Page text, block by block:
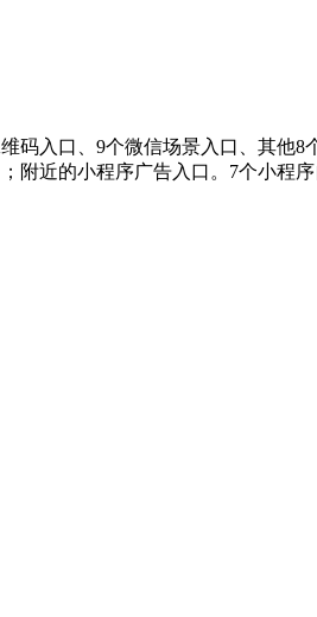
码入口、9个微信场景入口、其他8
附近的小程序广告入口。7个小程